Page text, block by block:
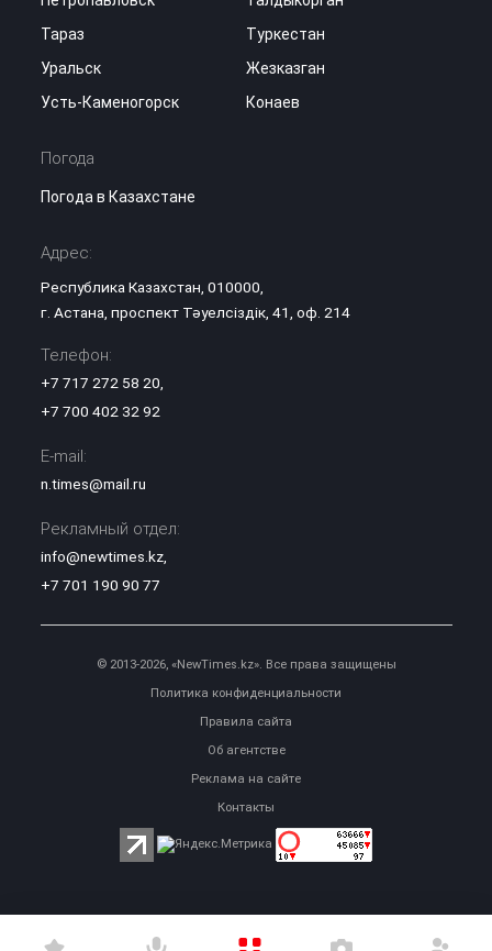
Тараз
Туркестан
Уральск
Жезказган
Усть-Каменогорск
Конаев
Погода
Погода в Казахстане
Адрес:
Республика Казахстан, 010000,
г. Астана, проспект Тәуелсіздік, 41, оф. 214
Телефон:
+7 717 272 58 20
+7 700 402 32 92
E-mail:
n.times@mail.ru
Рекламный отдел:
info@newtimes.kz,
+7 701 190 90 77
© 2013-2026, «NewTimes.kz». Все права защищены
Политика конфиденциальности
Правила сайта
Об агентстве
Реклама на сайте
Контакты